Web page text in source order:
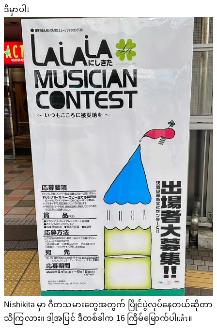
ဒီမှာပါ↓
Nishikita မှာ ဂီတသမားတွေအတွက် ပြိုင်ပွဲလုပ်နေတယ်ဆိုတာ
သိကြလား။ ဒါ့အပြင် ဒီတစ်ခါက 16 ကြိမ်မြောက်ပါแล้ว။